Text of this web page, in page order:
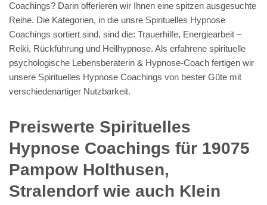
Coachings? Darin offerieren wir Ihnen eine spitzen ausgesuchte
Reihe. Die Kategorien, in die unsre Spirituelles Hypnose
Coachings sortiert sind, sind die: Trauerhilfe, Energiearbeit –
Reiki, Rückführung und Heilhypnose. Als erfahrene spirituelle
psychologische Lebensberaterin & Hypnose-Coach fertigen wir
unsere Spirituelles Hypnose Coachings von bester Güte mit
verschiedenartiger Nutzbarkeit.
Preiswerte Spirituelles
Hypnose Coachings für 19075
Pampow Holthusen,
Stralendorf wie auch Klein